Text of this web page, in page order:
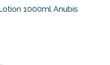
1000ml Anubis